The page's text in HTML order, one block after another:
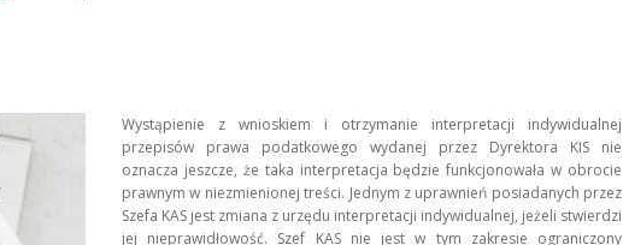
Wystąpienie z wnioskiem i otrzymanie interpretacji indywidualnej
przepisów prawa podatkowego wydanej przez Dyrektora KIS nie
oznacza jeszcze, że taka interpretacja będzie funkcjonowała w obrocie
prawnym w niezmienionej treści. Jednym z uprawnień posiadanych przez
Szefa KAS jest zmiana z urzędu interpretacji indywidualnej, jeżeli stwierdzi
jej nieprawidłowość. Szef KAS nie jest w tym zakresie ograniczony